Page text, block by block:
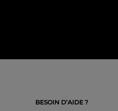
BESOIN D’AIDE ?